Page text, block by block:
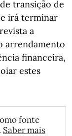
transição de
irá terminar
a
arrendamento
financeira,
estes
fonte
Saber mais